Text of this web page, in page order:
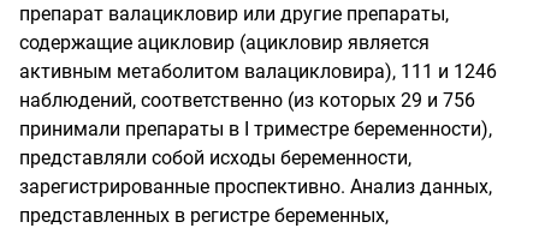
препарат валацикловир или другие препараты,
содержащие ацикловир (ацикловир является
активным метаболитом валацикловира), 111 и 1246
наблюдений, соответственно (из которых 29 и 756
принимали препараты в I триместре беременности),
представляли собой исходы беременности,
зарегистрированные проспективно. Анализ данных,
представленных в регистре беременных,